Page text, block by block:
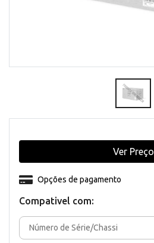
Compativel com:
Opções de pagamento
Ver Preço